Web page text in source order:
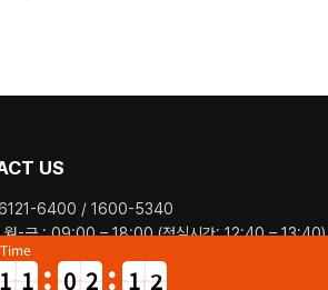
US
6400 / 1600-5340
월-금 : 09:00 – 18:00 (점심시간: 12:40 – 13:40)
Time
1
0 0
5 2
1 1
0 2
1